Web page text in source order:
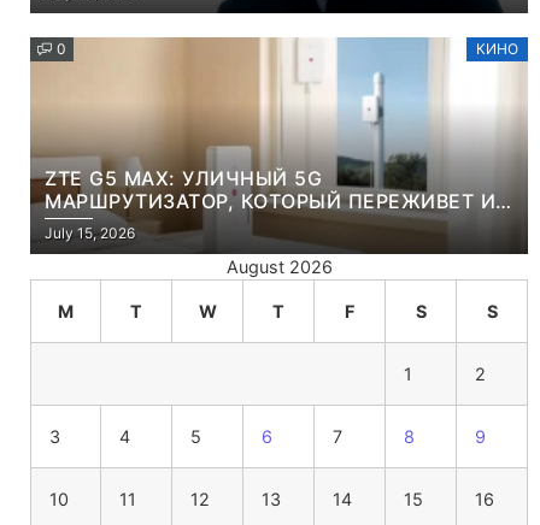
0 КИНО
ZTE G5 MAX: УЛИЧНЫЙ 5G
МАРШРУТИЗАТОР, КОТОРЫЙ ПЕРЕЖИВЕТ И
ЛЮТУЮ ЗИМУ, И ЖАРКОЕ ЛЕТО
July 15, 2026
August 2026
M T W T F S S
1 2
3 4 5 6 7 8 9
10 11 12 13 14 15 16